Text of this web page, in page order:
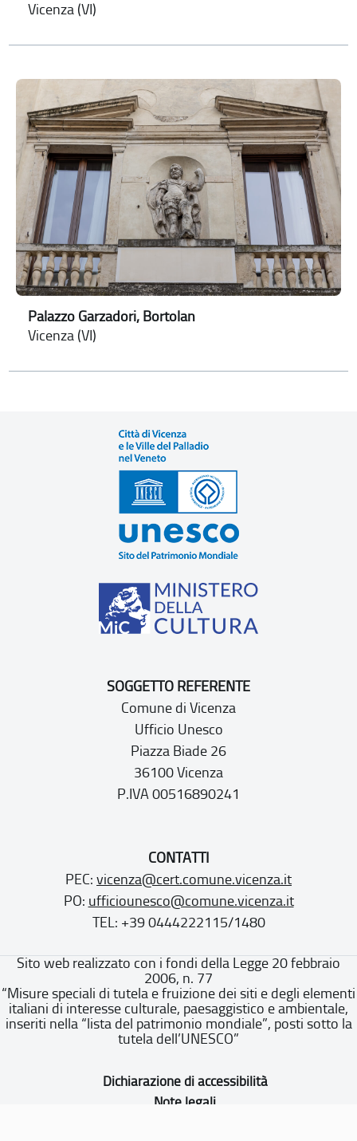
Vicenza (VI)
Palazzo Garzadori, Bortolan
Vicenza (VI)
SOGGETTO REFERENTE
Comune di Vicenza
Ufficio Unesco
Piazza Biade 26
36100 Vicenza
P.IVA 00516890241
CONTATTI
PEC: vicenza@cert.comune.vicenza.it
PO: ufficiounesco@comune.vicenza.it
TEL: +39 0444222115/1480
Sito web realizzato con i fondi della Legge 20 febbraio
2006, n. 77
“Misure speciali di tutela e fruizione dei siti e degli elementi
italiani di interesse culturale, paesaggistico e ambientale,
inseriti nella “lista del patrimonio mondiale”, posti sotto la
tutela dell’UNESCO”
Dichiarazione di accessibilità
Note legali